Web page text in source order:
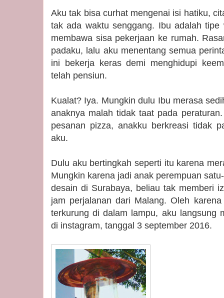
Aku tak bisa curhat mengenai isi hatiku,
tak ada waktu senggang. Ibu adalah
membawa sisa pekerjaan ke rumah.
padaku, lalu aku menentang semua
ini bekerja keras demi menghidupi
telah pensiun.
Kualat? Iya. Mungkin dulu Ibu merasa
anaknya malah tidak taat pada
pesanan pizza, anakku berkreasi tidak
aku.
Dulu aku bertingkah seperti itu karena
Mungkin karena jadi anak perempuan
desain di Surabaya, beliau tak memberi
jam perjalanan dari Malang. Oleh
terkurung di dalam lampu, aku langsung
di instagram, tanggal 3 september 2016.